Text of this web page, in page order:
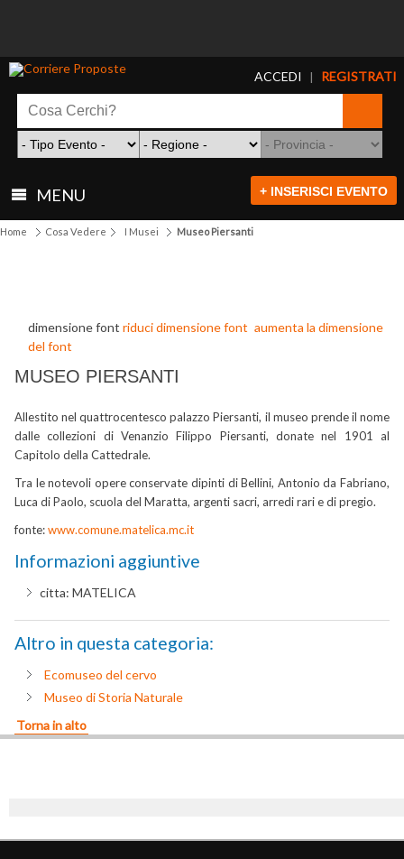
ACCEDI | REGISTRATI
MENU + INSERISCI EVENTO
Home Cosa Vedere I Musei Museo Piersanti
dimensione font riduci dimensione font aumenta la dimensione
del font
MUSEO PIERSANTI
Allestito nel quattrocentesco palazzo Piersanti, il museo prende il nome
dalle collezioni di Venanzio Filippo Piersanti, donate nel 1901 al
Capitolo della Cattedrale.
Tra le notevoli opere conservate dipinti di Bellini, Antonio da Fabriano,
Luca di Paolo, scuola del Maratta, argenti sacri, arredi rari e di pregio.
fonte:www.comune.matelica.mc.it
Informazioni aggiuntive
citta: MATELICA
Altro in questa categoria:
Ecomuseo del cervo
Museo di Storia Naturale
Torna in alto